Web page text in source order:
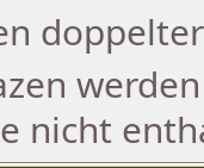
nicht